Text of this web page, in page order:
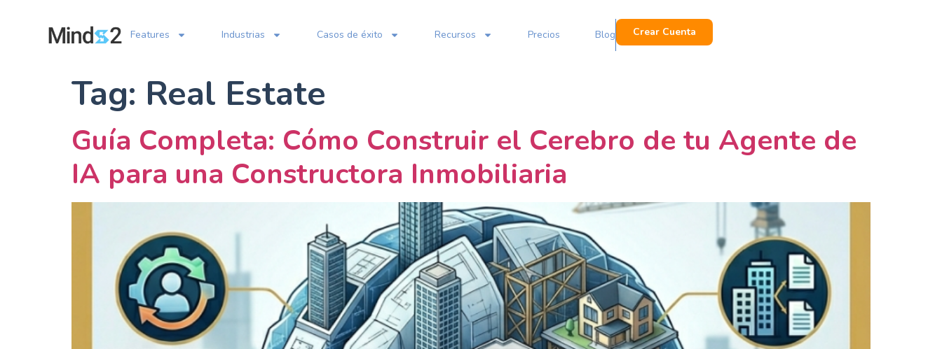
Features Industrias Casos de éxito Recursos Precios Blog Crear Cuenta
Tag: Real Estate
Guía Completa: Cómo Construir el Cerebro de tu Agente de
IA para una Constructora Inmobiliaria